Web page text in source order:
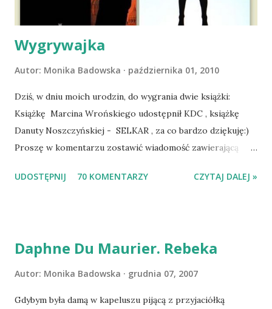
zaczęliśmy się cieszyć sobą wzajemnie już na 100%.
Dopier...
Wygrywajka
Autor: Monika Badowska października 01, 2010
Dziś, w dniu moich urodzin, do wygrania dwie książki:
Książkę Marcina Wrońskiego udostępnił KDC , książkę
Danuty Noszczyńskiej - SELKAR , za co bardzo dziękuję:)
Proszę w komentarzu zostawić wiadomość zawierającą
Losowanie odbędzie się w niedzielę o 8:00. Zapraszam
UDOSTĘPNIJ 70 KOMENTARZY CZYTAJ DALEJ »
Daphne Du Maurier. Rebeka
Autor: Monika Badowska grudnia 07, 2007
Gdybym była damą w kapeluszu pijącą z przyjaciółką